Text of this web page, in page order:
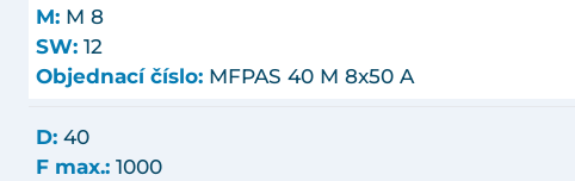
M: M 8
SW: 12
Objednací číslo: MFPAS 40 M 8x50 A
D: 40
F max.: 1000